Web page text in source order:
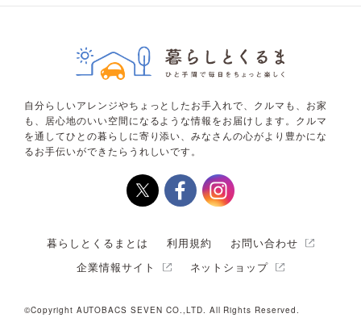
自分らしいアレンジやちょっとしたお手入れで、クルマも、お家
も、居心地のいい空間になるような情報をお届けします。クルマ
を通してひとの暮らしに寄り添い、みなさんの心がより豊かにな
るお手伝いができたらうれしいです。
暮らしとくるまとは 利用規約
お問い合わせ
企業情報サイト
ネットショップ
©Copyright AUTOBACS SEVEN CO.,LTD. All Rights Reserved.